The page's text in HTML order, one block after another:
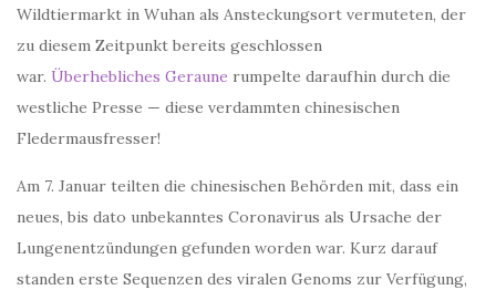
Wildtiermarkt in Wuhan als Ansteckungsort vermuteten, der
zu diesem Zeitpunkt bereits geschlossen
war. Überhebliches Geraune rumpelte daraufhin durch die
westliche Presse — diese verdammten chinesischen
Fledermausfresser!
Am 7. Januar teilten die chinesischen Behörden mit, dass ein
neues, bis dato unbekanntes Coronavirus als Ursache der
Lungenentzündungen gefunden worden war. Kurz darauf
standen erste Sequenzen des viralen Genoms zur Verfügung,